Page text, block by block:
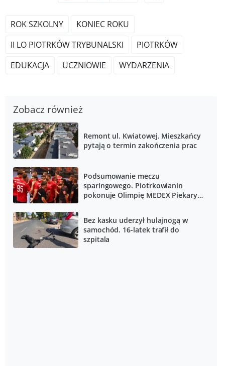
ROK SZKOLNY
KONIEC ROKU
II LO PIOTRKÓW TRYBUNALSKI
PIOTRKÓW
EDUKACJA
UCZNIOWIE WYDARZENIA
Zobacz również
Remont ul. Kwiatowej. Mieszkańcy
pytają o termin zakończenia prac
Podsumowanie meczu
sparingowego. Piotrkowianin
pokonuje Olimpię MEDEX Piekary
Bez kasku uderzył hulajnogą w
samochód. 16-latek trafił do
szpitala